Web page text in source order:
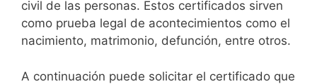
civil de las personas. Estos certificados sirven
como prueba legal de acontecimientos como el
nacimiento, matrimonio, defunción, entre otros.
A continuación puede solicitar el certificado que